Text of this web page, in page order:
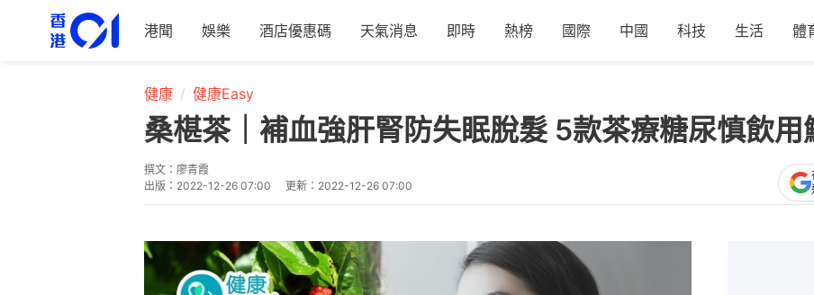
港聞 娛樂 酒店優惠碼 天氣消息 即時 熱榜 國際 中國 科技 生活 體
健康 健康Easy
桑椹茶｜補血強肝腎防失眠脫髮 5款茶療糖尿慎飲用
撰文： 廖青霞
出版： 2022-12-26 07:00 更新： 2022-12-26 07:00